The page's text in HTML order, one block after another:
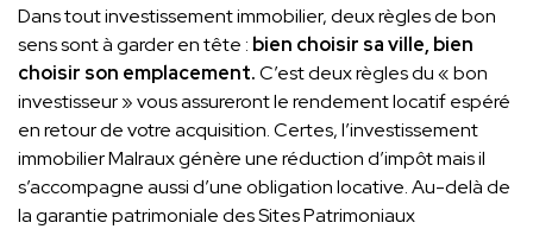
Dans tout investissement immobilier, deux règles de bon
sens sont à garder en tête : bien choisir sa ville, bien
choisir son emplacement.C’est deux règles du « bon
investisseur » vous assureront le rendement locatif espéré
en retour de votre acquisition. Certes, l’investissement
immobilier Malraux génère une réduction d’impôt mais il
s’accompagne aussi d’une obligation locative. Au-delà de
la garantie patrimoniale des Sites Patrimoniaux